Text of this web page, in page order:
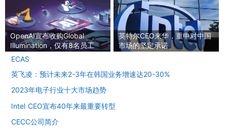
OpenAI宣布收购Global
Illumination，仅有8名员工
英特尔CEO来华，重申对中国
市场的坚定承诺
ECAS
英飞凌：预计未来2-3年在韩国业务增速达20-30%
2023年电子行业十大市场趋势
Intel CEO宣布40年来最重要转型
CECC公司简介